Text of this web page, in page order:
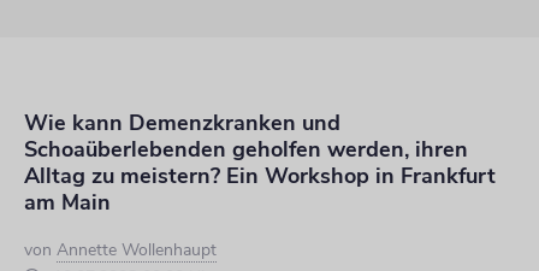
Wie kann Demenzkranken und
Schoaüberlebenden geholfen werden, ihren
Alltag zu meistern? Ein Workshop in Frankfurt
am Main
von Annette Wollenhaupt